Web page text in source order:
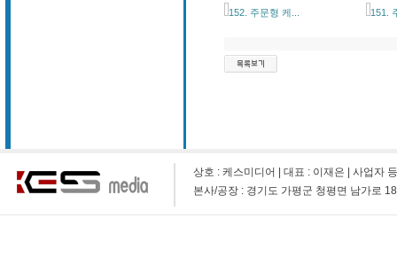
152. 주문형 케... 151.
상호 : 케스미디어 | 대표 : 이재은 | 사업자
본사/공장 : 경기도 가평군 청평면 남가로